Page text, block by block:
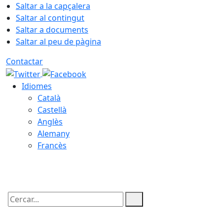
Saltar a la capçalera
Saltar al contingut
Saltar a documents
Saltar al peu de pàgina
Contactar
Idiomes
Català
Castellà
Anglès
Alemany
Francès
Cercar: